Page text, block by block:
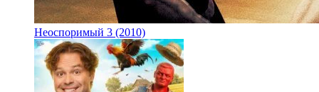
Неоспоримый 3 (2010)